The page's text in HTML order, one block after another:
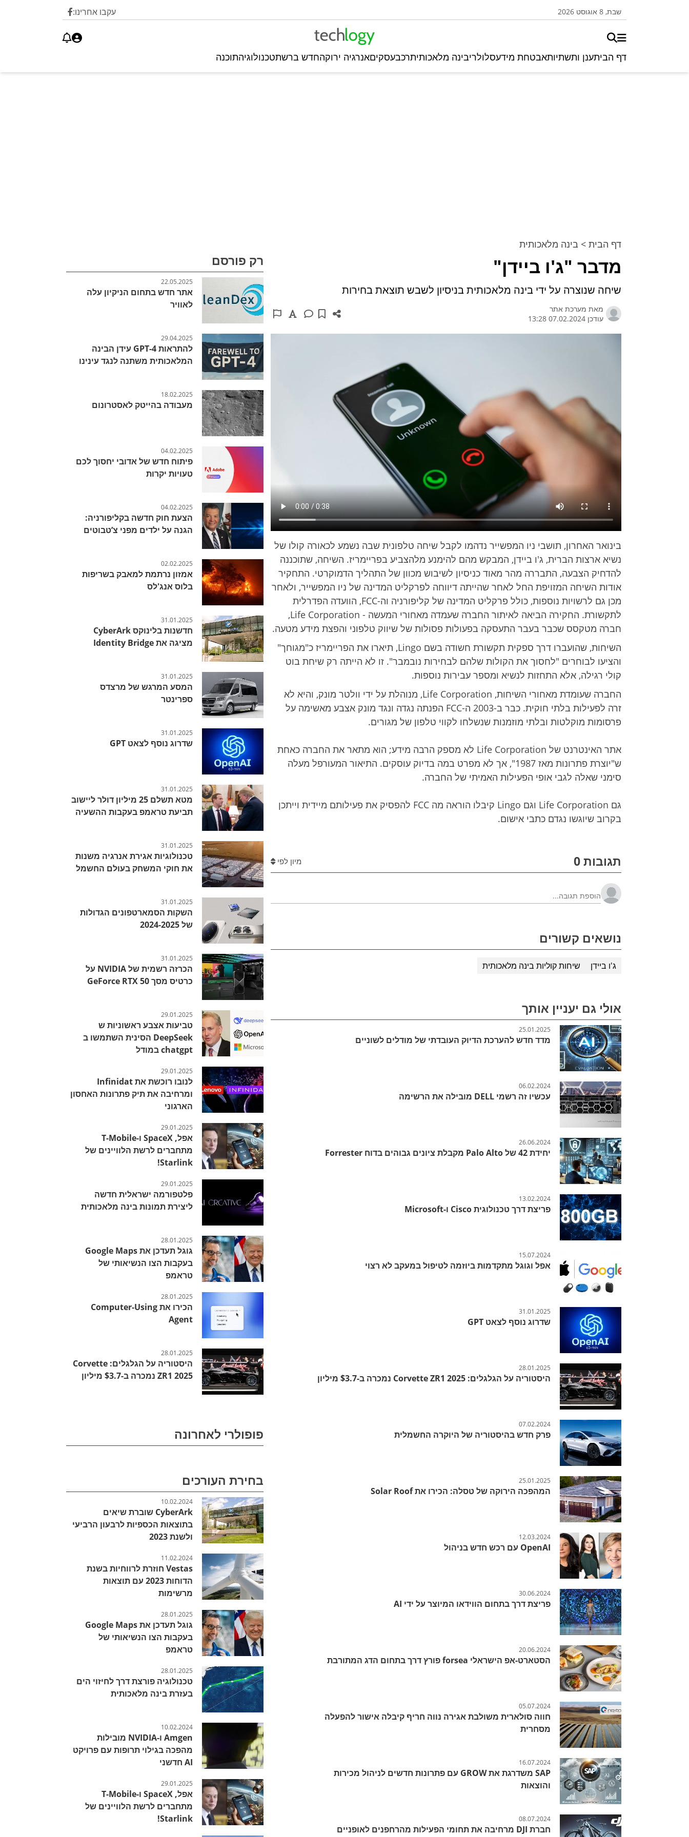
שבת, 8 אוגוסט 2026 עקבו אחרינו:
דף הביתענן ותשתיותאבטחת מידעסלולריבינה מלאכותיתרכבעסקיםאנרגיה ירוקהחדש ברשתטכנולוגיהתוכנה
דף הבית > בינה מלאכותית
מדבר "ג'ו ביידן"
שיחה שנוצרה על ידי בינה מלאכותית בניסיון לשבש תוצאת בחירות
מאת מערכת אתר
עודכן 07.02.2024 13:28
בינואר האחרון, תושבי ניו המפשייר נדהמו לקבל שיחה טלפונית שבה נשמע לכאורה קולו של
נשיא ארצות הברית, ג'ו ביידן, המבקש מהם להימנע מלהצביע בפריימריז. השיחה, שתוכננה
להדחיק הצבעה, התבררה מהר מאוד כניסיון לשיבוש מכוון של התהליך הדמוקרטי. התחקיר
אודות השיחה המזויפת החל לאחר שהייתה דיווחה לפרקליט המדינה של ניו המפשייר, ולאחר
מכן גם לרשויות נוספות, כולל פרקליט המדינה של קליפורניה וה-FCC, הוועדה הפדרלית
לתקשורת. החקירה הביאה לאיתור החברה שעמדה מאחורי המעשה - Life Corporation,
חברה מטקסס שכבר בעבר התעסקה בפעולות פסולות של שיווק טלפוני והפצת מידע מטעה.
השיחות, שהועברו דרך ספקית תקשורת חשודה בשם Lingo, תיארו את הפריימריז כ"מגוחך"
והציעו לבוחרים "לחסוך את הקולות שלהם לבחירות נובמבר". זו לא הייתה רק שיחת בוט
קולי רגילה, אלא התחזות לנשיא ומספר עבירות נוספות.
החברה שעומדת מאחורי השיחות, Life Corporation, מנוהלת על ידי וולטר מונק, והיא לא
זרה לפעילות בלתי חוקית. כבר ב-2003 ה-FCC הפנתה נגדה ונגד מונק אצבע מאשימה על
פרסומות מוקלטות ובלתי מוזמנות שנשלחו לקווי טלפון של מגורים.
אתר האינטרנט של Life Corporation לא מספק הרבה מידע; הוא מתאר את החברה כאחת
ש"יוצרת פתרונות מאז 1987", אך לא מפרט במה בדיוק עוסקים. התיאור המעורפל מעלה
סימני שאלה לגבי אופי הפעילות האמיתי של החברה.
גם Life Corporation וגם Lingo קיבלו הוראה מה FCC להפסיק את פעילותם מיידית וייתכן
בקרוב שיוגשו נגדם כתבי אישום.
תגובות 0 מיון לפי
נושאים קשורים
ג'ו ביידן שיחות קוליות בינה מלאכותית
אולי גם יעניין אותך
25.01.2025
מדד חדש להערכת הדיוק העובדתי של מודלים לשוניים
06.02.2024
עכשיו זה רשמי DELL מובילה את הרשימה
26.06.2024
יחידת 42 של Palo Alto מקבלת ציונים גבוהים בדוח Forrester
13.02.2024
פריצת דרך טכנולוגית Cisco ו-Microsoft
15.07.2024
אפל וגוגל מתקדמות ביוזמה לטיפול במעקב לא רצוי
31.01.2025
שדרוג נוסף לצאט GPT
28.01.2025
היסטוריה על הגלגלים: Corvette ZR1 2025 נמכרה ב-$3.7 מיליון
07.02.2024
פרק חדש בהיסטוריה של היוקרה החשמלית
25.01.2025
המהפכה הירוקה של טסלה: הכירו את Solar Roof
12.03.2024
OpenAI עם רכש חדש בניהול
30.06.2024
פריצת דרך בתחום הווידאו המיוצר על ידי AI
20.06.2024
הסטארט-אפ הישראלי forsea פורץ דרך בתחום הדג המתורבת
05.07.2024
חווה סולארית משולבת אגירה נווה חריף קיבלה אישור להפעלה
מסחרית
16.07.2024
SAP משדרגת את GROW עם פתרונות חדשים לניהול מכירות
והוצאות
08.07.2024
חברת DJI מרחיבה את תחומי הפעילות מהרחפנים לאופניים
רק פורסם
22.05.2025
אתר חדש בתחום הניקיון עלה
לאוויר
29.04.2025
להתראות GPT-4 עידן הבינה
המלאכותית משתנה לנגד עינינו
18.02.2025
מעבודה בהייטק לאסטרונום
04.02.2025
פיתוח חדש של אדובי יחסוך לכם
טעויות יקרות
04.02.2025
הצעת חוק חדשה בקליפורניה:
הגנה על ילדים מפני צ’טבוטים
02.02.2025
אמזון נרתמת למאבק בשריפות
בלוס אנג'לס
31.01.2025
חדשנות בלינוקס CyberArk
מציגה את Identity Bridge
31.01.2025
המסע המרגש של מרצדס
ספרינטר
31.01.2025
שדרוג נוסף לצאט GPT
31.01.2025
מטא תשלם 25 מיליון דולר ליישוב
תביעת טראמפ בעקבות ההשעיה
31.01.2025
טכנולוגיות אגירת אנרגיה משנות
את חוקי המשחק בעולם החשמל
31.01.2025
השקות הסמארטפונים הגדולות
של 2024-2025
31.01.2025
הכרזה רשמית של NVIDIA על
כרטיס מסך GeForce RTX 50
29.01.2025
טביעות אצבע ראשוניות ש
DeepSeek הסינית השתמשו ב
chatgpt במודל
29.01.2025
לנובו רוכשת את Infinidat
ומרחיבה את תיק פתרונות האחסון
הארגוני
29.01.2025
אפל, SpaceX ו-T-Mobile
מתחברים לרשת הלוויינים של
Starlink!
29.01.2025
פלטפורמה ישראלית חדשה
ליצירת תמונות בינה מלאכותית
28.01.2025
גוגל תעדכן את Google Maps
בעקבות הצו הנשיאותי של
טראמפ
28.01.2025
הכירו את Computer-Using
Agent
28.01.2025
היסטוריה על הגלגלים: Corvette
ZR1 2025 נמכרה ב-$3.7 מיליון
פופולרי לאחרונה
בחירת העורכים
10.02.2024
CyberArk שוברת שיאים
בתוצאות הכספיות לרבעון הרביעי
ולשנת 2023
11.02.2024
Vestas חוזרת לרווחיות בשנת
הדוחות 2023 עם תוצאות
מרשימות
28.01.2025
גוגל תעדכן את Google Maps
בעקבות הצו הנשיאותי של
טראמפ
28.01.2025
טכנולוגיה פורצת דרך לחיזוי הים
בעזרת בינה מלאכותית
10.02.2024
Amgen ו-NVIDIA מובילות
מהפכה בגילוי תרופות עם פרויקט
AI חדשני
29.01.2025
אפל, SpaceX ו-T-Mobile
מתחברים לרשת הלוויינים של
Starlink!